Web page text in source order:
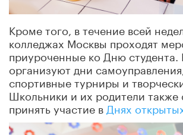
Кроме того, в течение всей
колледжах Москвы проходят
приуроченные ко Дню студента.
организуют дни
спортивные турниры и
Школьники и их родители также
принять участие в Днях